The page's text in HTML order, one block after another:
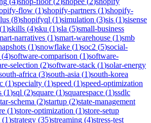
flow (1)shopify-partners (1)shopify-
(8)shopifyql (1)simulation (3)sis (1)sisense
(1)skills (4)sku (1)sla (5)small-business
narratives (1)smart-warehouse (1)smb
(1)snowflake (1)soc2 (5)social-
(4)software-comparison (1)software-
selection (2)software-stack (1)solar-energy
africa (3)south-asia (1)south-korea
(1)specialty (1)speed (1)speed-optimization
(1)sql (2)square (1)squarespace (1)ssdlc
schema (2)startup (2)state-management
(1)store-optimization (1)store-setup
(1)strategy (35)streaming (4)stress-test